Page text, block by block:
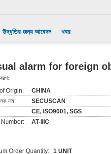
উদ্ধৃতির জন্য আবেদন খবর
alarm for foreign
Origin:
CHINA
নাম:
SECUSCAN
CE, ISO9001, SGS
Number:
AT-IIIC
Order Quantity: 1 UNIT